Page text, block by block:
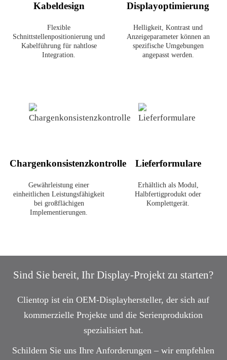
Kabeldesign
Flexible
Schnittstellenpositionierung und
Kabelführung für nahtlose
Integration.
Displayoptimierung
Helligkeit, Kontrast und
Anzeigeparameter können an
spezifische Umgebungen
angepasst werden.
Chargenkonsistenzkontrolle
Gewährleistung einer
einheitlichen Leistungsfähigkeit
bei großflächigen
Implementierungen.
Lieferformulare
Erhältlich als Modul,
Halbfertigprodukt oder
Komplettgerät.
Sind Sie bereit, Ihr Display-Projekt zu starten?
Clientop ist ein OEM-Displayhersteller, der sich auf
kommerzielle Projekte und die Serienproduktion
spezialisiert hat.
Schildern Sie uns Ihre Anforderungen – wir empfehlen